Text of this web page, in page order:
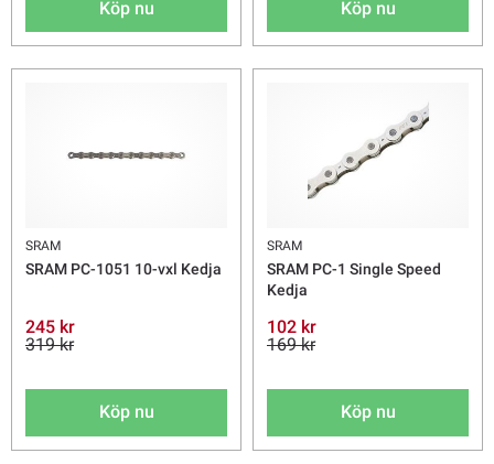
Köp nu Köp nu
SRAM
SRAM PC-1051 10-vxl Kedja
245 kr
319 kr
Köp nu
SRAM
SRAM PC-1 Single Speed
Kedja
102 kr
169 kr
Köp nu